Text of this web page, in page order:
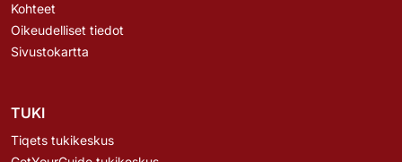
Kohteet
Oikeudelliset tiedot
Sivustokartta
TUKI
Tiqets tukikeskus